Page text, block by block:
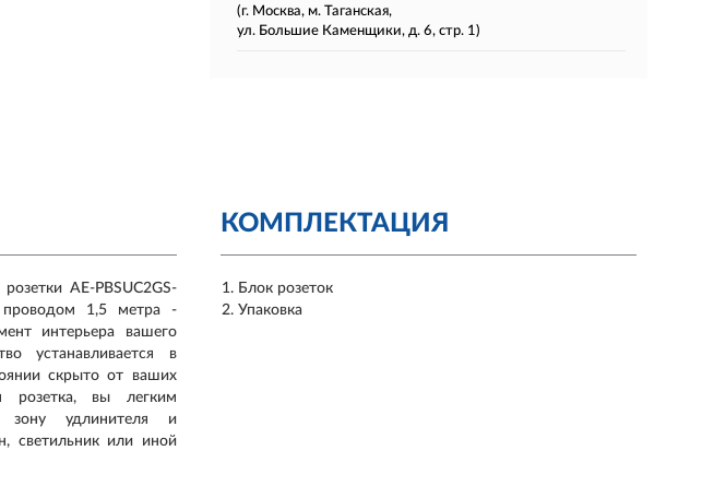
(г. Москва, м. Таганская,
ул. Большие Каменщики, д. 6, стр. 1)
КОМПЛЕКТАЦИЯ
Блок розеток
Упаковка
AE-PBSUC2GS-
1,5 метра -
интерьера вашего
устанавливается в
скрыто от ваших
розетка, вы легким
зону удлинителя и
светильник или иной